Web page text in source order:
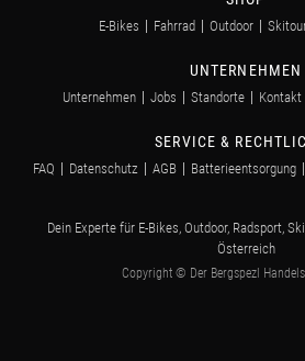
E-Bikes Fahrrad Outdoor
UNTERNEHMEN
Unternehmen Jobs Standorte Kontakt
SERVICE &
FAQ Datenschutz AGB Batterieentsorgung
Dein Experte für E-Bikes, Outdoor, Radsport,
Österreich
Copyright © Der Bergspezl